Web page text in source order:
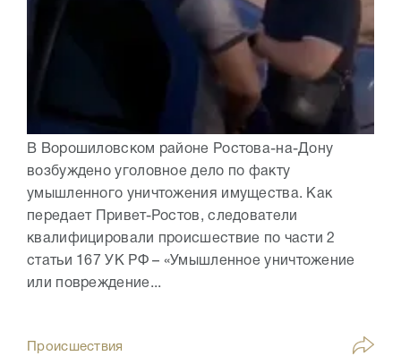
В Ворошиловском районе Ростова-на-Дону
возбуждено уголовное дело по факту
умышленного уничтожения имущества. Как
передает Привет-Ростов, следователи
квалифицировали происшествие по части 2
статьи 167 УК РФ – «Умышленное уничтожение
или повреждение...
Происшествия